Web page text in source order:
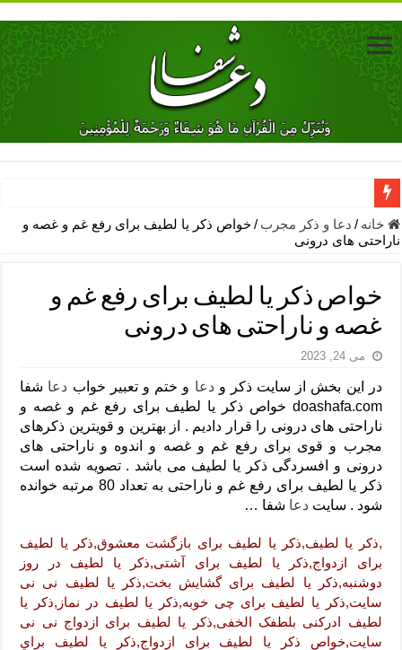
دعای جلب محبت فوری معشوق – دعای جلب محبت شوهر
دعای مشکل گشا برای رفع فقر – ذکرهای روزی‌ بخش
معجزات دعای یا من اظهر الجمیل – دعای یا من اظهر الجمیل برای
مهم ترین اذکار الهی و فضیلت آن ها – ذکر مخصوص مستجاب الدعوه
دعا برای ترس بچه ها در خواب – دعای ترس و بی خوابی کودکان
دعای رفع فقر و طلب رزق و روزی – آیه‌ جلب ثروت و برکت مال
لا حول ولا قوة الا بالله برای چشم زخم – دعای چشم زخم ماشاالله
دعای قوی رفع ترس – دعای مجرب برای آرامش قلب و رفع اضطراب
دعا برای پولدار شدن در یک روز – دعای ثروت حضرت سلیمان
خانه / دعا و ذکر مجرب /خواص ذکر یا لطیف برای رفع غم و غصه و
ناراحتی های درونی
خواص ذکر یا لطیف برای رفع غم و
غصه و ناراحتی های درونی
می 24, 2023
در این بخش از سایت ذکر ودعا و ختم و تعبیر خواب دعا شفا
doashafa.com خواص ذکر یا لطیف برای رفع غم و غصه و
ناراحتی های درونی را قرار دادیم . از بهترین و قویترین ذکرهای
مجرب و قوی برای رفع غم و غصه و اندوه و ناراحتی های
درونی و افسردگی ذکر یا لطیف می باشد . تصویه شده است
ذکر یا لطیف برای رفع غم و ناراحتی به تعداد 80 مرتبه خوانده
شود . سایتدعا شفا …
,ذکر یا لطیف,ذکر یا لطیف برای بازگشت معشوق,ذکر یا لطیف
برای ازدواج,ذکر یا لطیف برای آشتی,ذکر یا لطیف در روز
دوشنبه,ذکر یا لطیف برای گشایش بخت,ذکر یا لطیف نی نی
سایت,ذکر یا لطیف برای چی خوبه,ذکر یا لطیف در نماز,ذکر یا
لطیف ادرکنی بلطفک الخفی,ذکر یا لطیف برای ازدواج نی نی
سایت,خواص ذکر یا لطیف برای ازدواج,ذكر يا لطيف براي